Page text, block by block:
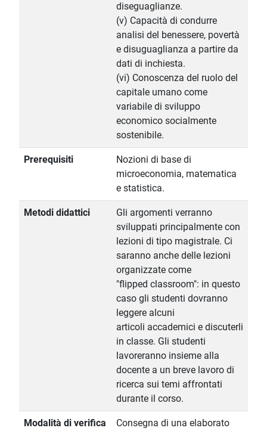
diseguaglianze.
(v) Capacità di condurre
analisi del benessere, povertà
e disuguaglianza a partire da
dati di inchiesta.
(vi) Conoscenza del ruolo del
capitale umano come
variabile di sviluppo
economico socialmente
sostenibile.
Prerequisiti
Nozioni di base di
microeconomia, matematica
e statistica.
Metodi didattici
Gli argomenti verranno
sviluppati principalmente con
lezioni di tipo magistrale. Ci
saranno anche delle lezioni
organizzate come
"flipped classroom": in questo
caso gli studenti dovranno
leggere alcuni
articoli accademici e discuterli
in classe. Gli studenti
lavoreranno insieme alla
docente a un breve lavoro di
ricerca sui temi affrontati
durante il corso.
Modalità di verifica
Consegna di una elaborato